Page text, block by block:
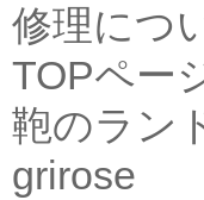
修理につ
TOPペー
鞄のラン
grirose